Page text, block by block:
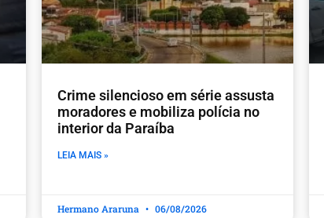
Crime silencioso em série assusta
moradores e mobiliza polícia no
interior da Paraíba
LEIA MAIS »
Hermano Araruna 06/08/2026